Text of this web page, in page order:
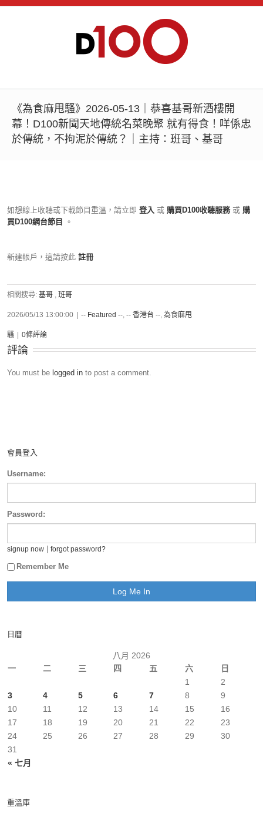
《為食麻甩騷》2026-05-13｜恭喜基哥新酒樓開
幕！D100新聞天地傳統名菜晚聚 就有得食！咩係忠
於傳統，不拘泥於傳統？｜主持：班哥、基哥
如想線上收聽或下載節目重溫，請立即 登入 或 購買D100收聽服務 或 購
買D100網台節目
。
新建帳戶，這請按此 註冊
相關搜尋: 基哥 , 班哥
2026/05/13 13:00:00 -- Featured --, -- 香港台 --, 為食麻甩
騷 0條評論
評論
You must be logged in to post a comment.
會員登入
Username:
Password:
signup now forgot password?
Remember Me
日曆
八月 2026
一
二 三 四 五 六 日
« 七月
1
2
3
4 5 6 7 8
9
10
11 12 13 14 15
16
17
18 19 20 21 22
23
24
25 26 27 28 29
30
31
重溫庫